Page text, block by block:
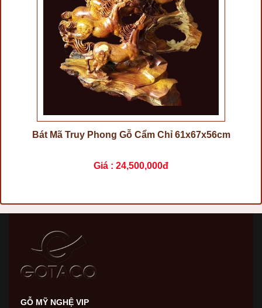
Bát Mã Truy Phong Gỗ Cẩm Chỉ 61x67x56cm
Giá : 24,500,000đ
GỖ MỸ NGHỆ VIP